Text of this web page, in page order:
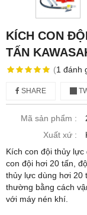
KÍCH CON
TẤN
(1 đánh
SHARE
Mã sản phẩm :
Xuất xứ :
Kích con đội thủy
con đội hơi 20 tấn,
thủy lực dùng hơi 20
thường bằng cách
với máy nén khí.